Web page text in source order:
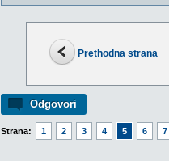
Prethodna strana
Odgovori
Strana: 1 2 3 4 5 6 7